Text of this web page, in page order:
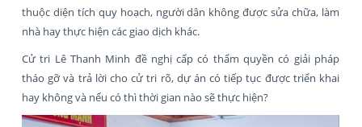
thuộc diện tích quy hoạch, người dân không được sửa chữa, làm
nhà hay thực hiện các giao dịch khác.
Cử tri Lê Thanh Minh đề nghị cấp có thẩm quyền có giải pháp
tháo gỡ và trả lời cho cử tri rõ, dự án có tiếp tục được triển khai
hay không và nếu có thì thời gian nào sẽ thực hiện?